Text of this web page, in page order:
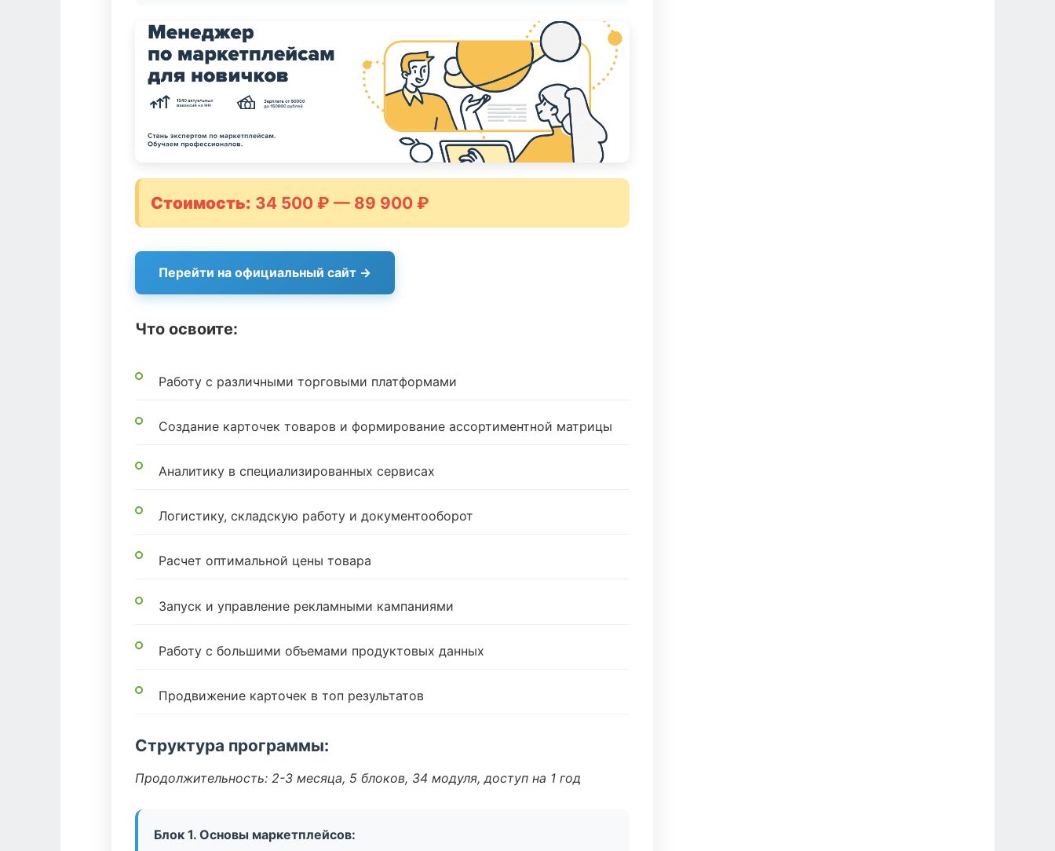
Стоимость: 34 500 ₽ — 89 900 ₽
Перейти на официальный сайт →
Что освоите:
Работу с различными торговыми платформами
Создание карточек товаров и формирование ассортиментной матрицы
Аналитику в специализированных сервисах
Логистику, складскую работу и документооборот
Расчет оптимальной цены товара
Запуск и управление рекламными кампаниями
Работу с большими объемами продуктовых данных
Продвижение карточек в топ результатов
Структура программы:
Продолжительность: 2-3 месяца, 5 блоков, 34 модуля, доступ на 1 год
Блок 1. Основы маркетплейсов: